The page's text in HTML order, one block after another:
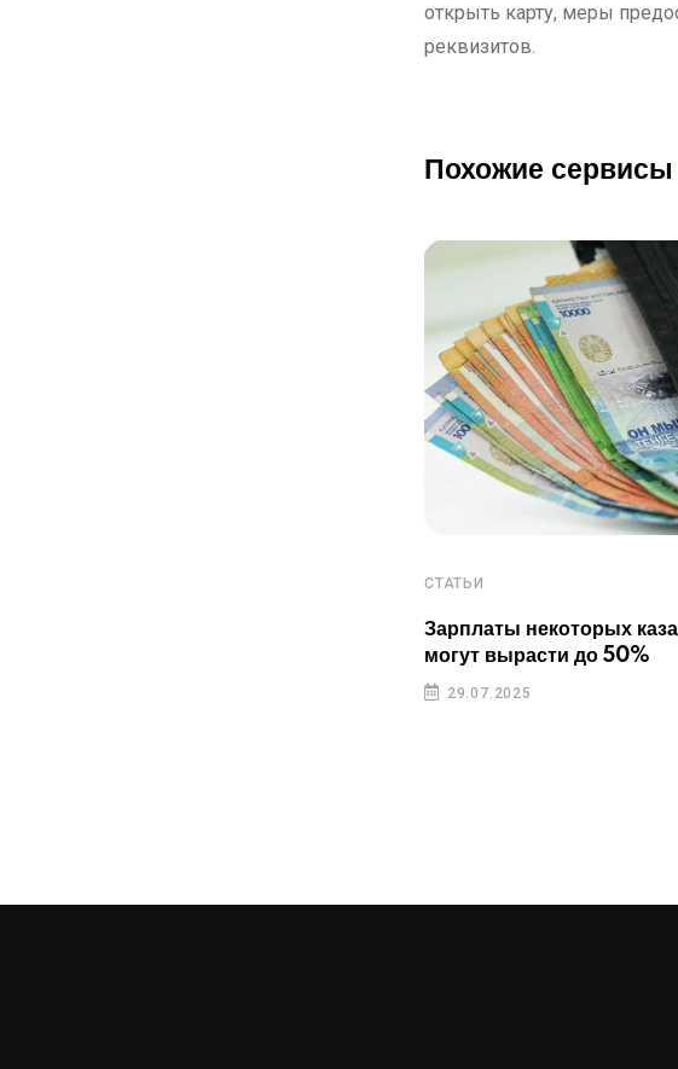
открыть карту, меры
реквизитов.
Похожие сервисы
СТАТЬИ
Зарплаты некоторых
могут вырасти до 50%
29.07.2025